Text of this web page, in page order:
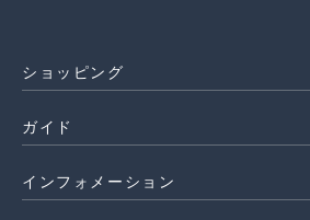
ショッピング
ガイド
インフォメーション